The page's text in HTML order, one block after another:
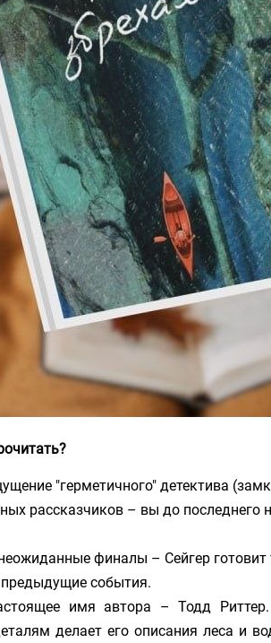
"герметичного" детектива
рассказчиков – вы до последнего
финалы – Сейгер готовит
предыдущие события.
имя автора – Тодд
делает его описания леса и